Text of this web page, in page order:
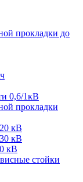
прокладки до
0,6/1кВ
прокладки
кВ
кВ
кВ
стойки